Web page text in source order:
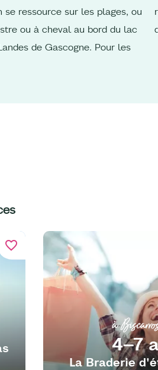
se ressource sur les plages, ou
ou à cheval au bord du lac
de Gascogne. Pour les
favorite_border
à
4–7
La Braderie